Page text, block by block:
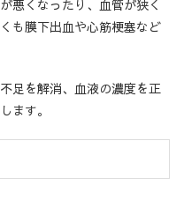
悪くなったり、血管が狭く
も膜下出血や心筋梗塞など
足を解消、血液の濃度を正
ます。